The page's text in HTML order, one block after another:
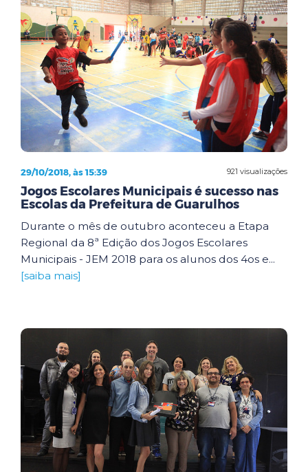
921 visualizações
29/10/2018, às 15:39
Jogos Escolares Municipais é sucesso nas
Escolas da Prefeitura de Guarulhos
Durante o mês de outubro aconteceu a Etapa
Regional da 8ª Edição dos Jogos Escolares
Municipais - JEM 2018 para os alunos dos 4os e...
[saiba mais]